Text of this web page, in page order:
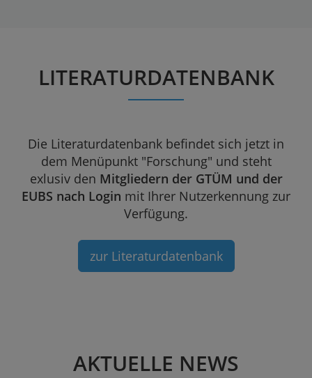
LITERATURDATENBANK
Die Literaturdatenbank befindet sich jetzt in
dem Menüpunkt "Forschung" und steht
exlusiv den Mitgliedern der GTÜM und der
EUBS nach Login mit Ihrer Nutzerkennung zur
Verfügung.
zur Literaturdatenbank
AKTUELLE NEWS